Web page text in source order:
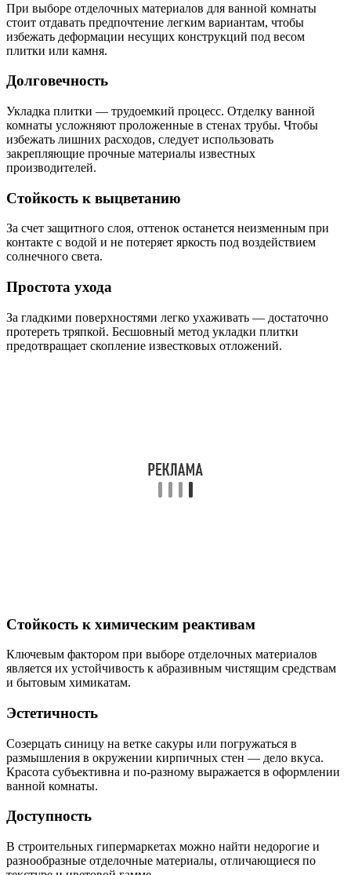
При выборе отделочных материалов для ванной комнаты
стоит отдавать предпочтение легким вариантам, чтобы
избежать деформации несущих конструкций под весом
плитки или камня.
Долговечность
Укладка плитки — трудоемкий процесс. Отделку ванной
комнаты усложняют проложенные в стенах трубы. Чтобы
избежать лишних расходов, следует использовать
закрепляющие прочные материалы известных
производителей.
Стойкость к выцветанию
За счет защитного слоя, оттенок останется неизменным при
контакте с водой и не потеряет яркость под воздействием
солнечного света.
Простота ухода
За гладкими поверхностями легко ухаживать — достаточно
протереть тряпкой. Бесшовный метод укладки плитки
предотвращает скопление известковых отложений.
Стойкость к химическим реактивам
Ключевым фактором при выборе отделочных материалов
является их устойчивость к абразивным чистящим средствам
и бытовым химикатам.
Эстетичность
Созерцать синицу на ветке сакуры или погружаться в
размышления в окружении кирпичных стен — дело вкуса.
Красота субъективна и по-разному выражается в оформлении
ванной комнаты.
Доступность
В строительных гипермаркетах можно найти недорогие и
разнообразные отделочные материалы, отличающиеся по